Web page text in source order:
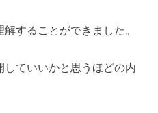
することができました。
ていいかと思うほどの内